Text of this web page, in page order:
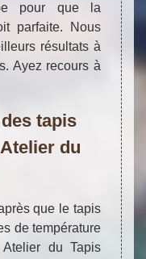
pour que la
parfaite. Nous
résultats à
Ayez recours à
tapis
du
que le tapis
de température
du Tapis